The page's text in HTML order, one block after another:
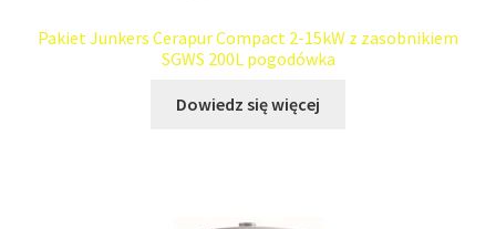
Pakiet Junkers Cerapur Compact 2-15kW z zasobnikiem
SGWS 200L pogodówka
Dowiedz się więcej